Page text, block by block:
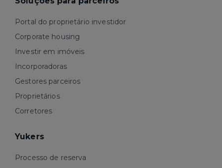
Portal do proprietário investidor
Corporate housing
Investir em imóveis
Incorporadoras
Gestores parceiros
Proprietários
Corretores
Yukers
Processo de reserva